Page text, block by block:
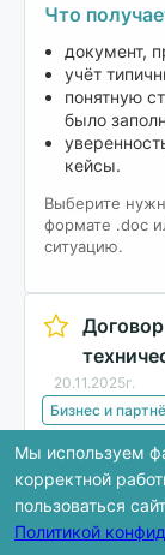
Что
документ,
учёт
понятную
было
кейсы.
Выберите
формате .doc
ситуацию.
20.11.2025г.
Бизнес и
Мы используем
корректной
пользоваться
Политикой